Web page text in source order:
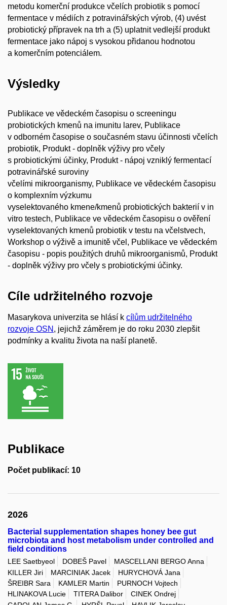
metodu komerční produkce včelích probiotik s pomocí
fermentace v médiích z potravinářských výrob, (4) uvést
probiotický přípravek na trh a (5) uplatnit vedlejší produkt
fermentace jako nápoj s vysokou přidanou hodnotou
a komerčním potenciálem.
Výsledky
Publikace ve vědeckém časopisu o screeningu
probiotických kmenů na imunitu larev, Publikace
v odborném časopise o současném stavu účinnosti včelích
probiotik, Produkt - doplněk výživy pro včely
s probiotickými účinky, Produkt - nápoj vzniklý fermentací
potravinářské suroviny
včelími mikroorganismy, Publikace ve vědeckém časopisu
o komplexním výzkumu
vyselektovaného kmene/kmenů probiotických bakterií v in
vitro testech, Publikace ve vědeckém časopisu o ověření
vyselektovaných kmenů probiotik v testu na včelstvech,
Workshop o výživě a imunitě včel, Publikace ve vědeckém
časopisu - popis použitých druhů mikroorganismů, Produkt
- doplněk výživy pro včely s probiotickými účinky.
Cíle udržitelného rozvoje
Masarykova univerzita se hlásí k cílům udržitelného
rozvoje OSN , jejichž záměrem je do roku 2030 zlepšit
podmínky a kvalitu života na naší planetě.
Publikace
Počet publikací: 10
2026
Bacterial supplementation shapes honey bee gut
microbiota and host metabolism under controlled and
field conditions
LEE Saetbyeol DOBEŠ Pavel
MASCELLANI BERGO Anna
KILLER Jiri
MARCINIAK Jacek
HURYCHOVÁ Jana
ŠREIBR Sara
KAMLER Martin
PURNOCH Vojtech
HLINAKOVA Lucie
TITERA Dalibor
CINEK Ondrej